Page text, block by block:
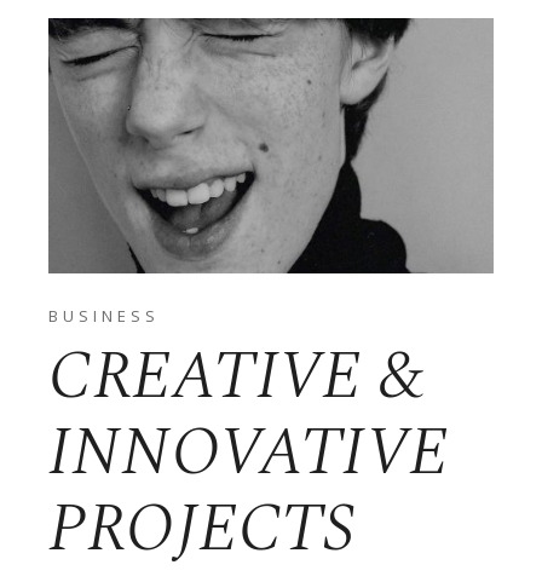
BUSINESS
CREATIVE &
INNOVATIVE
PROJECTS